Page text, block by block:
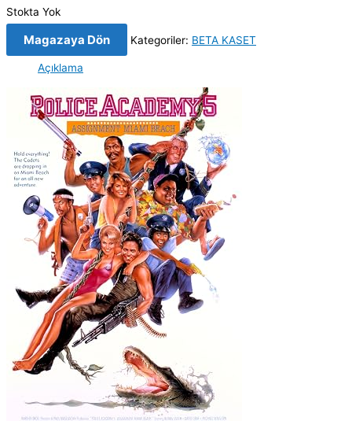
Stokta Yok
Magazaya Dön Kategoriler: BETA KASET
Açıklama